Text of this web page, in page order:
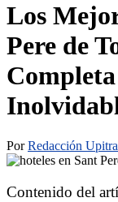
Los
Pere de
PorRedacción
Contenido del